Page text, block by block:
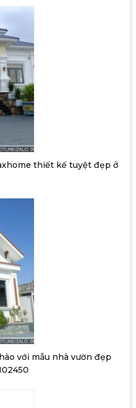
thiết kế tuyệt đẹp ở
với mẫu nhà vườn đẹp